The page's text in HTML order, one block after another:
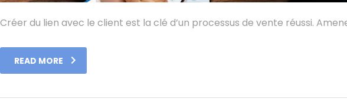
Créer du lien avec le client est la clé d’un processus de vente réussi.
READ MORE